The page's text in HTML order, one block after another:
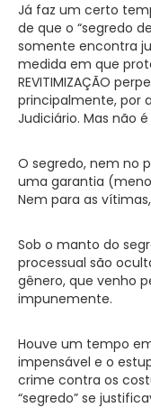
Já faz um certo
de que o “segredo
somente encontra
medida em que
REVITIMIZAÇÃO
principalmente, por
Judiciário. Mas não
O segredo, nem no
uma garantia
Nem para as
Sob o manto do
processual são
gênero, que venho
impunemente.
Houve um tempo
impensável e o
crime contra os
“segredo” se